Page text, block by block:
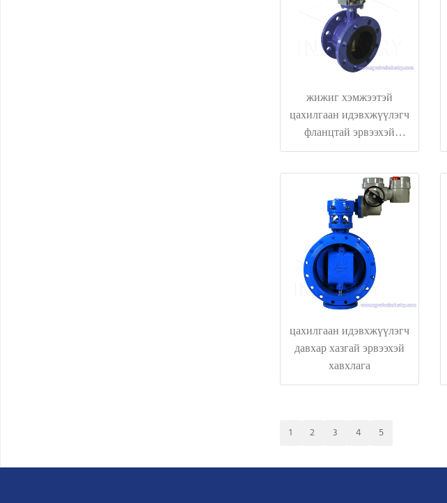
жижиг хэмжээтэй
цахилгаан идэвхжүүлэгч
фланцтай эрвээхэй
хавхлаг ansi
цахилгаан идэвхжүүлэгч
давхар хазгай эрвээхэй
хавхлага
1 2 3 4 5